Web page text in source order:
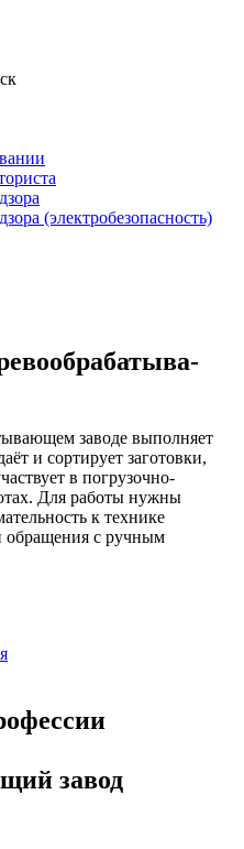
(электробезопасность)
заводе выполняет
и сортирует заготовки,
в погрузочно-
Для работы нужны
к технике
обращения с ручным
завод